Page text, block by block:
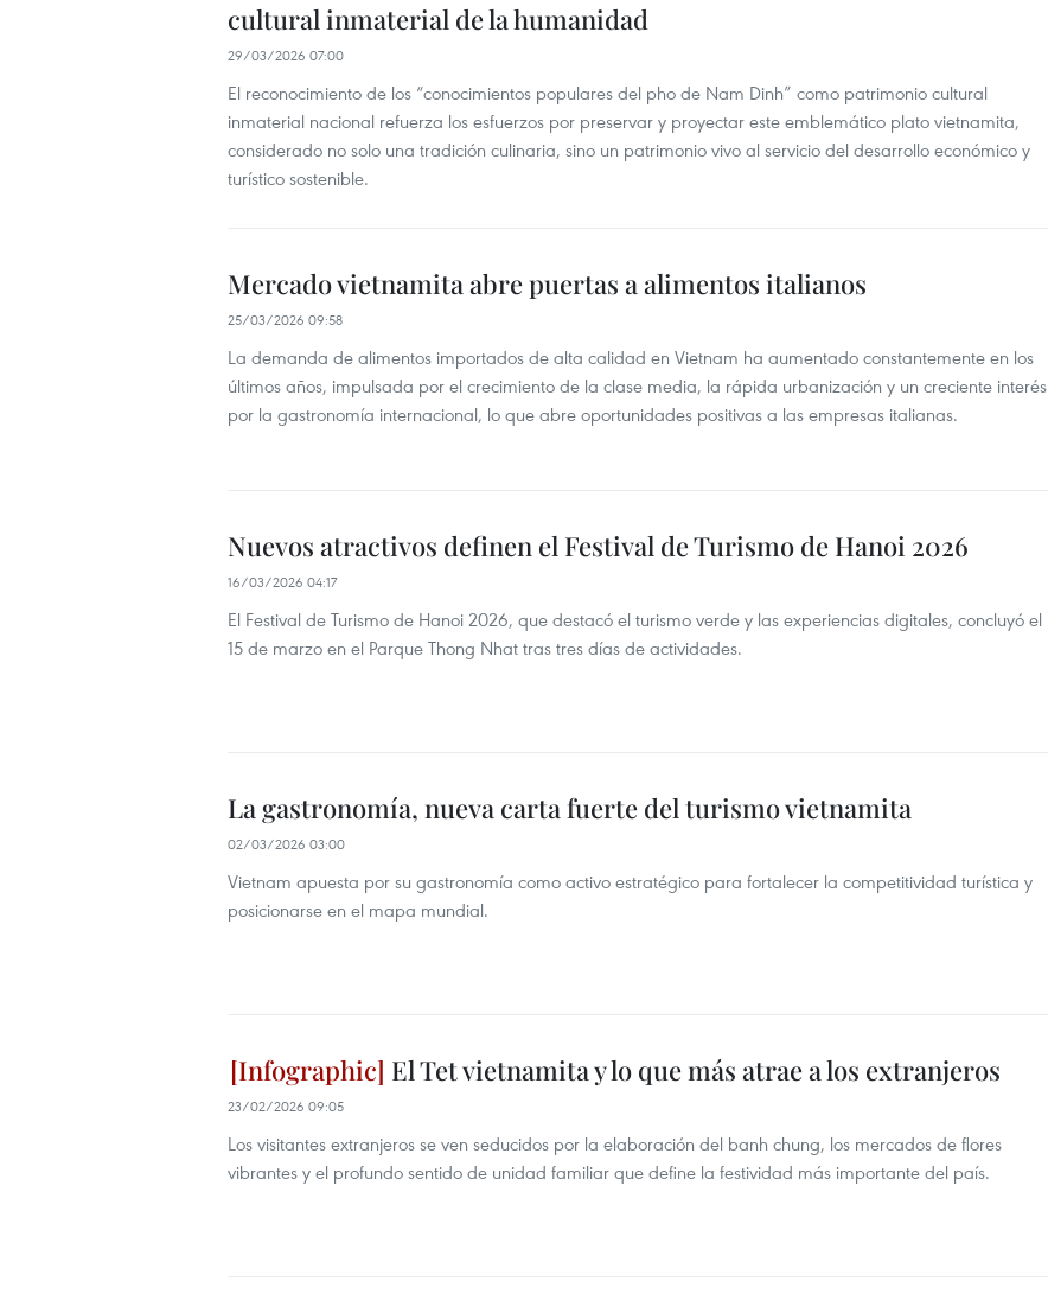
cultural inmaterial de la humanidad
29/03/2026 07:00
El reconocimiento de los “conocimientos populares del pho de Nam Dinh” como patrimonio cultural
inmaterial nacional refuerza los esfuerzos por preservar y proyectar este emblemático plato vietnamita,
considerado no solo una tradición culinaria, sino un patrimonio vivo al servicio del desarrollo económico y
turístico sostenible.
Mercado vietnamita abre puertas a alimentos italianos
25/03/2026 09:58
La demanda de alimentos importados de alta calidad en Vietnam ha aumentado constantemente en los
últimos años, impulsada por el crecimiento de la clase media, la rápida urbanización y un creciente interés
por la gastronomía internacional, lo que abre oportunidades positivas a las empresas italianas.
Nuevos atractivos definen el Festival de Turismo de Hanoi 2026
16/03/2026 04:17
El Festival de Turismo de Hanoi 2026, que destacó el turismo verde y las experiencias digitales, concluyó el
15 de marzo en el Parque Thong Nhat tras tres días de actividades.
La gastronomía, nueva carta fuerte del turismo vietnamita
02/03/2026 03:00
Vietnam apuesta por su gastronomía como activo estratégico para fortalecer la competitividad turística y
posicionarse en el mapa mundial.
El Tet vietnamita y lo que más atrae a los extranjeros
23/02/2026 09:05
Los visitantes extranjeros se ven seducidos por la elaboración del banh chung, los mercados de flores
vibrantes y el profundo sentido de unidad familiar que define la festividad más importante del país.